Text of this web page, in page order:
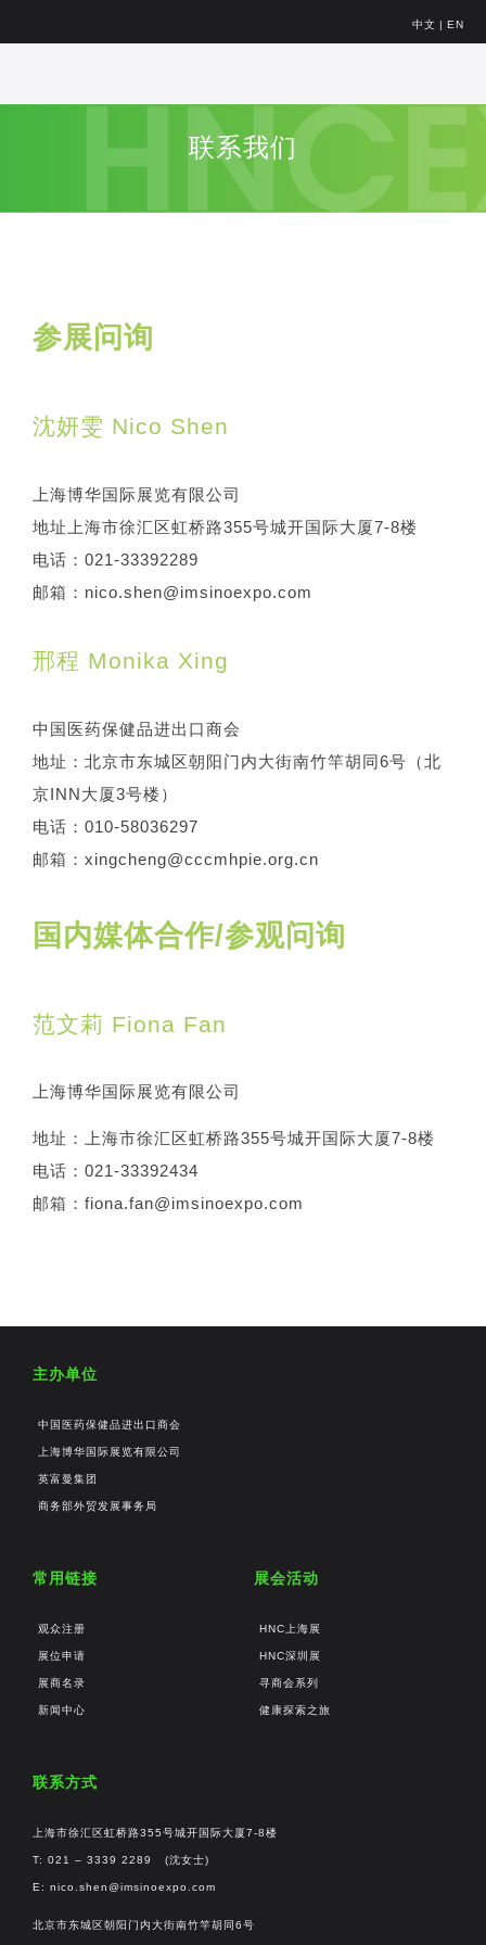
中文 | EN
联系我们
参展问询
沈妍雯 Nico Shen
上海博华国际展览有限公司
地址上海市徐汇区虹桥路355号城开国际大厦7-8楼
电话：021-33392289
邮箱：nico.shen@imsinoexpo.com
邢程 Monika Xing
中国医药保健品进出口商会
地址：北京市东城区朝阳门内大街南竹竿胡同6号（北
京INN大厦3号楼）
电话：010-58036297
邮箱：xingcheng@cccmhpie.org.cn
国内媒体合作/参观问询
范文莉 Fiona Fan
上海博华国际展览有限公司
地址：上海市徐汇区虹桥路355号城开国际大厦7-8楼
电话：021-33392434
邮箱：fiona.fan@imsinoexpo.com
主办单位
中国医药保健品进出口商会
上海博华国际展览有限公司
英富曼集团
商务部外贸发展事务局
常用链接
观众注册
展位申请
展商名录
新闻中心
展会活动
HNC上海展
HNC深圳展
寻商会系列
健康探索之旅
联系方式
上海市徐汇区虹桥路355号城开国际大厦7-8楼
T: 021 – 3339 2289 (沈女士)
E: nico.shen@imsinoexpo.com
北京市东城区朝阳门内大街南竹竿胡同6号